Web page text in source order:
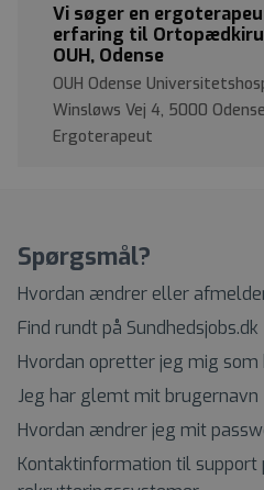
Vi søger en
erfaring til
OUH, Odense
OUH Odense
Winsløws Vej 4, 5000
Ergoterapeut
Spørgsmål?
Hvordan ændrer eller
Find rundt på Sundhedsjobs.dk
Hvordan opretter jeg mig som
Jeg har glemt mit brugernavn
Hvordan ændrer jeg mit
Kontaktinformation til support